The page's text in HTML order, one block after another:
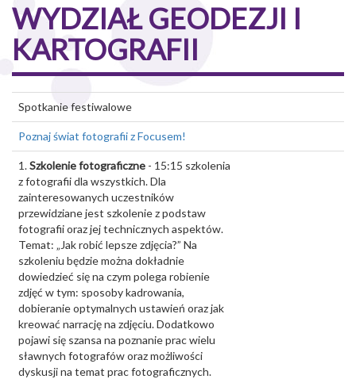
WYDZIAŁ GEODEZJI I
KARTOGRAFII
Spotkanie festiwalowe
Poznaj świat fotografii z Focusem!
1.Szkolenie fotograficzne - 15:15 szkolenia
z fotografii dla wszystkich. Dla
zainteresowanych uczestników
przewidziane jest szkolenie z podstaw
fotografii oraz jej technicznych aspektów.
Temat: „Jak robić lepsze zdjęcia?” Na
szkoleniu będzie można dokładnie
dowiedzieć się na czym polega robienie
zdjęć w tym: sposoby kadrowania,
dobieranie optymalnych ustawień oraz jak
kreować narrację na zdjęciu. Dodatkowo
pojawi się szansa na poznanie prac wielu
sławnych fotografów oraz możliwości
dyskusji na temat prac fotograficznych.